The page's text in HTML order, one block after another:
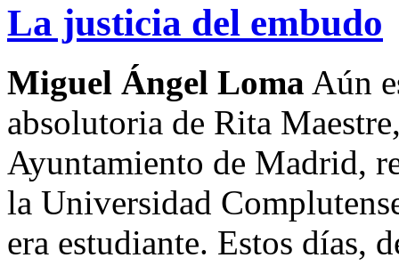
La justicia del embudo
Miguel Ángel Loma Aún
absolutoria de Rita
Ayuntamiento de Madrid,
la Universidad
era estudiante. Estos días,